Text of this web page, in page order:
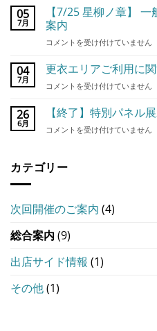
ト・
ア
モ
フ
ィ
《失
わ
れ
を
は
る
森
の
魔
市
柳
章・
出
ー
ス
は
05
7月
【7/25 星柳ノ章】
案内
【7/25
柳
ノ
章】
加
チ
ト
売
の
案
は
コメントを受け付けていません
04
7月
更衣エリアご利用に
更
エ
リ
ア
用
す
る
案
（星
ノ
コメントを受け付けていません
26
6月
【終了】特別パネル
【終
別
展
『異
の
の
足
コメントを受け付けていません
カテゴリー
次回開催のご案内 (4)
総合案内 (9)
出店サイド情報 (1)
その他(1)